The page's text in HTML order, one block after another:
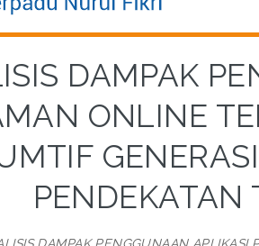
DAMPAK
ONLINE
PENDEKATAN
DAMPAK PENGGUNAAN